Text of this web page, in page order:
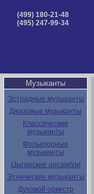
(499) 180-21-48
(495) 247-99-34
Музыканты
Эстрадные музыканты
Джазовые музыканты
Классические
музыканты
Фольклорные
музыканты
Цыганские ансамбли
Этнические музыканты
Духовой оркестр